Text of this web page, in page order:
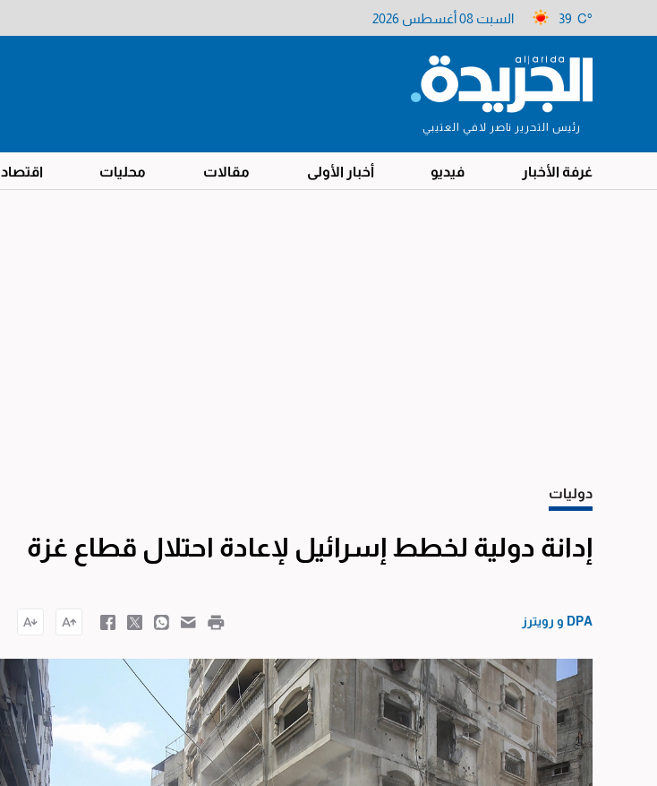
39 C° السبت 08 أغسطس 2026
رئيس التحرير ناصر لافي العتيبي
غرفة الأخبار فيديو أخبار الأولى مقالات محليات اقتصاد
دوليات
إدانة دولية لخطط إسرائيل لإعادة احتلال قطاع غزة
DPA و رويترز